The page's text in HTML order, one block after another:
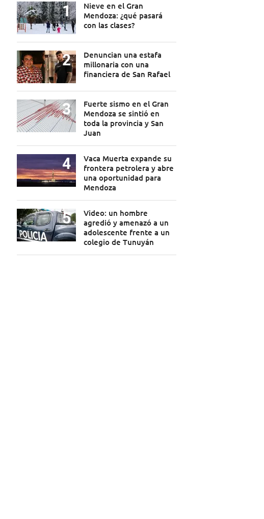
Nieve en el Gran
Mendoza: ¿qué pasará
con las clases?
Denuncian una estafa
millonaria con una
financiera de San Rafael
Fuerte sismo en el Gran
Mendoza se sintió en
toda la provincia y San
Juan
Vaca Muerta expande su
frontera petrolera y abre
una oportunidad para
Mendoza
Video: un hombre
agredió y amenazó a un
adolescente frente a un
colegio de Tunuyán